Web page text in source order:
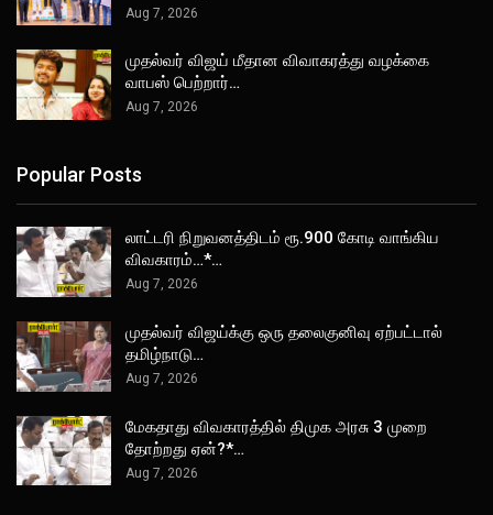
Aug 7, 2026
முதல்வர் விஜய் மீதான விவாகரத்து வழக்கை
வாபஸ் பெற்றார்…
Aug 7, 2026
Popular Posts
லாட்டரி நிறுவனத்திடம் ரூ.900 கோடி வாங்கிய
விவகாரம்…*…
Aug 7, 2026
முதல்வர் விஜய்க்கு ஒரு தலைகுனிவு ஏற்பட்டால்
தமிழ்நாடு…
Aug 7, 2026
மேகதாது விவகாரத்தில் திமுக அரசு 3 முறை
தோற்றது ஏன்?*…
Aug 7, 2026